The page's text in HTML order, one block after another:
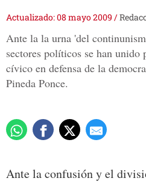
Actualizado: 08 mayo 2009 /
Ante la la urna 'del
sectores políticos se han
cívico en defensa de la
Pineda Ponce.
Ante la confusión y el